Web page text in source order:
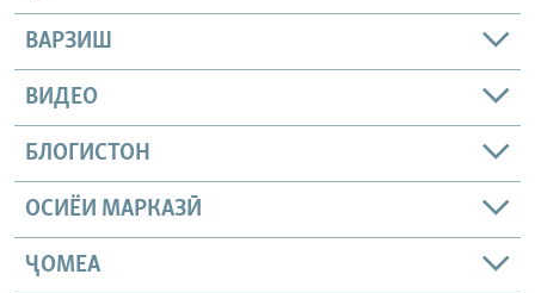
ВАРЗИШ
ВИДЕО
БЛОГИСТОН
ОСИЁИ МАРКАЗӢ
ҶОМEА